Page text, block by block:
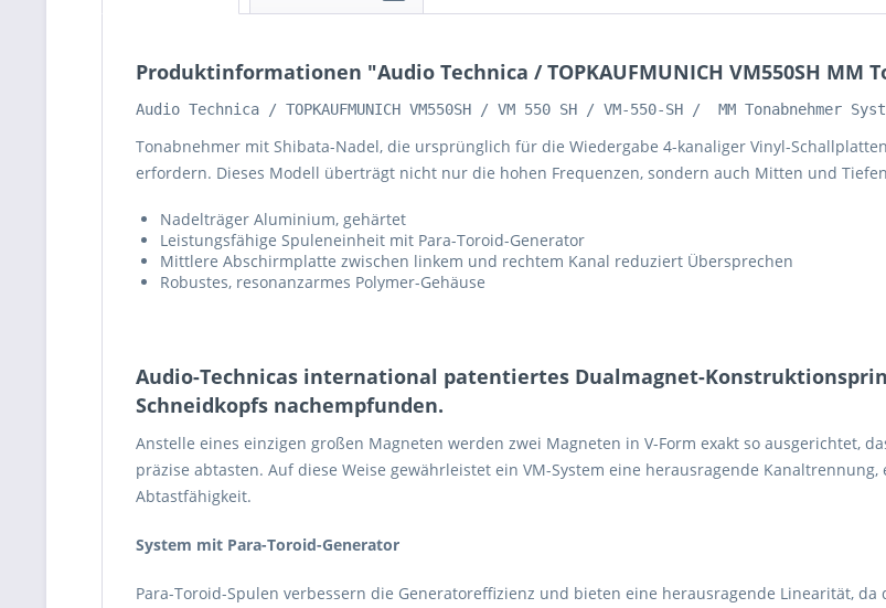
Produktinformationen "Audio Technica / TOPKAUFMUNICH VM550SH MM
Audio Technica / TOPKAUFMUNICH VM550SH / VM 550 SH / VM-550-SH /  MM Tonabnehmer
Tonabnehmer mit Shibata-Nadel, die ursprünglich für die Wiedergabe 4-kanaliger Vinyl-
erfordern. Dieses Modell überträgt nicht nur die hohen Frequenzen, sondern auch Mitten und
Nadelträger Aluminium, gehärtet
Leistungsfähige Spuleneinheit mit Para-Toroid-Generator
Mittlere Abschirmplatte zwischen linkem und rechtem Kanal reduziert Übersprechen
Robustes, resonanzarmes Polymer-Gehäuse
Audio-Technicas international patentiertes Dualmagnet-
Schneidkopfs nachempfunden.
Anstelle eines einzigen großen Magneten werden zwei Magneten in V-Form exakt so ausgerichtet,
präzise abtasten. Auf diese Weise gewährleistet ein VM-System eine herausragende
Abtastfähigkeit.
System mit Para-Toroid-Generator
Para-Toroid-Spulen verbessern die Generatoreffizienz und bieten eine herausragende Linearität,